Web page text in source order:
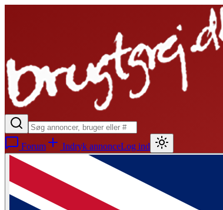
Forum Indryk annonceLog ind